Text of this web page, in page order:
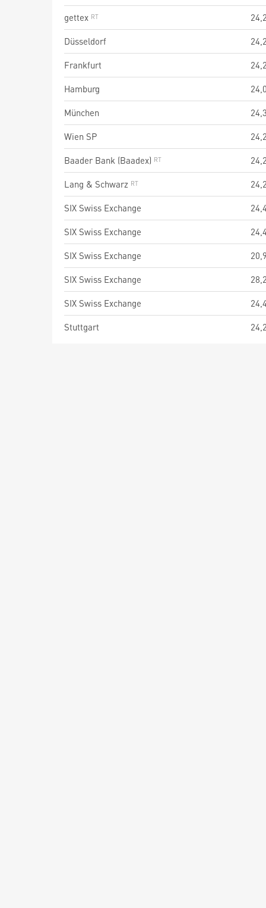
gettex
Düsseldorf
Frankfurt
Hamburg
München
Wien SP
Baader Bank (Baadex)
Lang & Schwarz
SIX Swiss Exchange
SIX Swiss Exchange
SIX Swiss Exchange
SIX Swiss Exchange
SIX Swiss Exchange
Stuttgart